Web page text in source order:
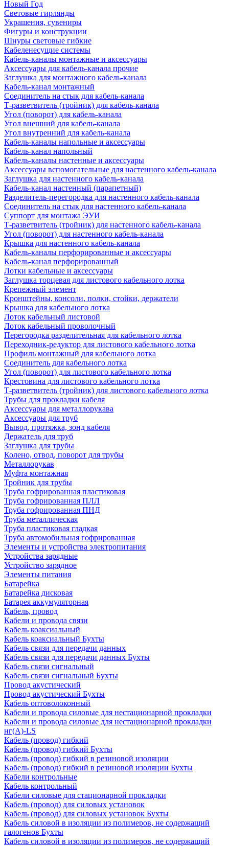
Новый Год
Световые гирлянды
Украшения, сувениры
Фигуры и конструкции
Шнуры световые гибкие
Кабеленесущие системы
Кабель-каналы монтажные и аксессуары
Аксессуары для кабель-канала прочие
Заглушка для монтажного кабель-канала
Кабель-канал монтажный
Соединитель на стык для кабель-канала
Т-разветвитель (тройник) для кабель-канала
Угол (поворот) для кабель-канала
Угол внешний для кабель-канала
Угол внутренний для кабель-канала
Кабель-каналы напольные и аксессуары
Кабель-канал напольный
Кабель-каналы настенные и аксессуары
Аксессуары вспомогательные для настенного кабель-канала
Заглушка для настенного кабель-канала
Кабель-канал настенный (парапетный)
Разделитель-перегородка для настенного кабель-канала
Соединитель на стык для настенного кабель-канала
Суппорт для монтажа ЭУИ
Т-разветвитель (тройник) для настенного кабель-канала
Угол (поворот) для настенного кабель-канала
Крышка для настенного кабель-канала
Кабель-каналы перфорированные и аксессуары
Кабель-канал перфорированный
Лотки кабельные и аксессуары
Заглушка торцевая для листового кабельного лотка
Крепежный элемент
Кронштейны, консоли, полки, стойки, держатели
Крышка для кабельного лотка
Лоток кабельный листовой
Лоток кабельный проволочный
Перегородка разделительная для кабельного лотка
Переходник-редуктор для листового кабельного лотка
Профиль монтажный для кабельного лотка
Соединитель для кабельного лотка
Угол (поворот) для листового кабельного лотка
Крестовина для листового кабельного лотка
Т-разветвитель (тройник) для листового кабельного лотка
Трубы для прокладки кабеля
Аксессуары для металлорукава
Аксессуары для труб
Вывод, протяжка, зонд кабеля
Держатель для труб
Заглушка для трубы
Колено, отвод, поворот для трубы
Металлорукав
Муфта монтажная
Тройник для трубы
Труба гофрированная пластиковая
Труба гофрированная ПЛЛ
Труба гофрированная ПНД
Труба металлическая
Труба пластиковая гладкая
Труба автомобильная гофрированная
Элементы и устройства электропитания
Устройства зарядные
Устройство зарядное
Элементы питания
Батарейка
Батарейка дисковая
Батарея аккумуляторная
Кабель, провод
Кабели и провода связи
Кабель коаксиальный
Кабель коаксиальный Бухты
Кабель связи для передачи данных
Кабель связи для передачи данных Бухты
Кабель связи сигнальный
Кабель связи сигнальный Бухты
Провод акустический
Провод акустический Бухты
Кабель оптоволоконный
Кабели и провода силовые для нестационарной прокладки
Кабели и провода силовые для нестационарной прокладки
нг(А)-LS
Кабель (провод) гибкий
Кабель (провод) гибкий Бухты
Кабель (провод) гибкий в резиновой изоляции
Кабель (провод) гибкий в резиновой изоляции Бухты
Кабели контрольные
Кабель контрольный
Кабели силовые для стационарной прокладки
Кабель (провод) для силовых установок
Кабель (провод) для силовых установок Бухты
Кабель силовой в изоляции из полимеров, не содержащий
галогенов Бухты
Кабель силовой в изоляции из полимеров, не содержащий